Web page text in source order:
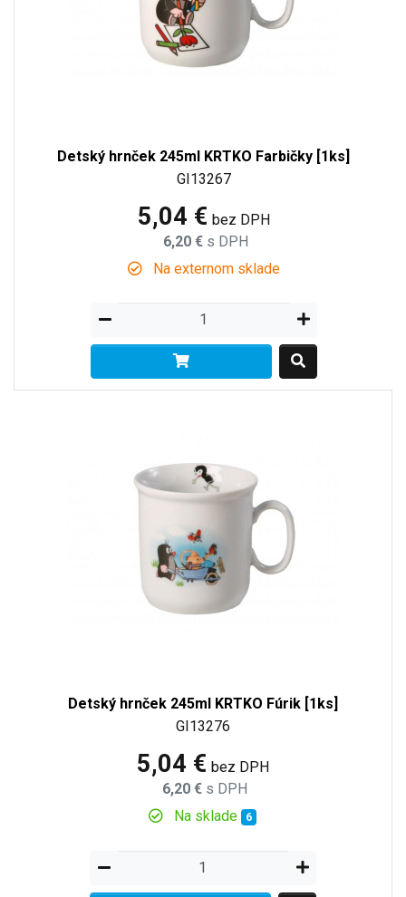
Detský hrnček 245ml KRTKO Farbičky [1ks]
GI13267
5,04 € bez DPH
6,20 € s DPH
Na externom sklade
Detský hrnček 245ml KRTKO Fúrik [1ks]
GI13276
5,04 € bez DPH
6,20 € s DPH
Na sklade 6